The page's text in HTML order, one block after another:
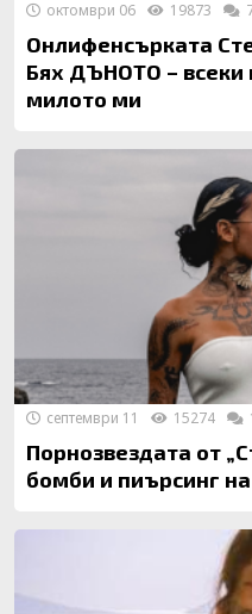
Онлифенсърката
Бях ДЪНОТО – всеки
милото ми
октомври 06 19873
Порнозвездата от
бомби и пиърсинг
септември 11 15274